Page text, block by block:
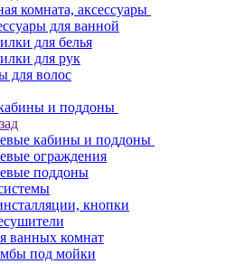
комната, аксессуары
для ванной
для белья
для рук
для волос
и поддоны
кабины и поддоны
ограждения
поддоны
кнопки
ванных комнат
под мойки